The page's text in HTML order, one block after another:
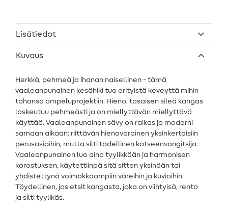
Lisätiedot
Kuvaus
Herkkä, pehmeä ja ihanan naisellinen - tämä
vaaleanpunainen kesähiki tuo erityistä keveyttä mihin
tahansa ompeluprojektiin. Hieno, tasaisen sileä kangas
laskeutuu pehmeästi ja on miellyttävän miellyttävä
käyttää. Vaaleanpunainen sävy on raikas ja moderni
samaan aikaan: riittävän hienovarainen yksinkertaisiin
perusasioihin, mutta silti todellinen katseenvangitsija.
Vaaleanpunainen luo aina tyylikkään ja harmonisen
korostuksen, käytettiinpä sitä sitten yksinään tai
yhdistettynä voimakkaampiin väreihin ja kuvioihin.
Täydellinen, jos etsit kangasta, joka on viihtyisä, rento
ja silti tyylikäs.